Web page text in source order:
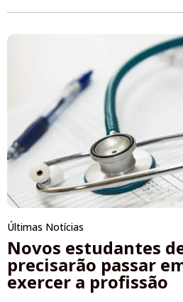
Últimas Notícias
Novos estudantes
precisarão passar
exercer a profissão